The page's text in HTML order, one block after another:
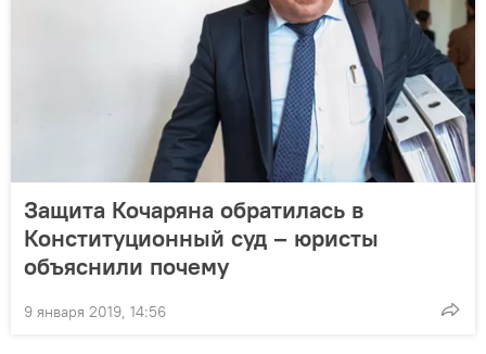
Защита Кочаряна обратилась в
Конституционный суд – юристы
объяснили почему
9 января 2019, 14:56